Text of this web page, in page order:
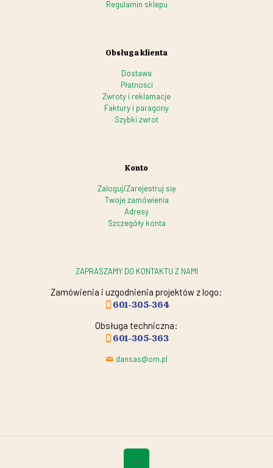
Regulamin sklepu
Obsługa klienta
Dostawa
Płatności
Zwroty i reklamacje
Faktury i paragony
Szybki zwrot
Konto
Zaloguj/Zarejestruj się
Twoje zamówienia
Adresy
Szczegóły konta
ZAPRASZAMY DO KONTAKTU Z NAMI
Zamówienia i uzgodnienia projektów z logo:
601-305-364
Obsługa techniczna:
601-305-363
dansas@om.pl